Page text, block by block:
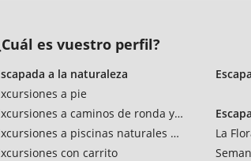
es vuestro perfil?
a la naturaleza
a pie
a caminos de ronda y vías verdes
a piscinas naturales y rios
con carrito
La